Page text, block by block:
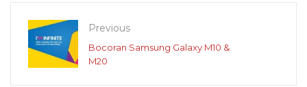
Previous
Bocoran Samsung Galaxy M10 &
M20